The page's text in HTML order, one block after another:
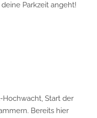
Parkzeit angeht!
Start der
Bereits hier